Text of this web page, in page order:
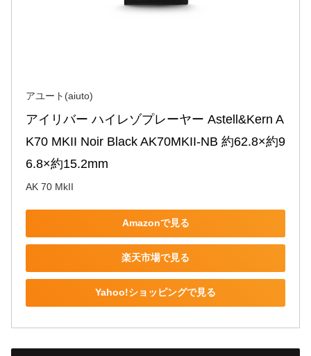
アユート(aiuto)
アイリバー ハイレゾプレーヤー Astell&Kern A
K70 MKII Noir Black AK70MKII-NB 約62.8×約9
6.8×約15.2mm
AK 70 MkII
Amazonで見る
楽天市場で見る
Yahoo!ショッピングで見る